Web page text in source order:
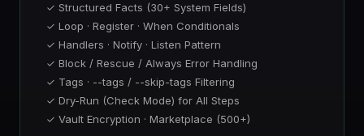
✓ Structured Facts (30+ System Fields)
✓ Loop · Register · When Conditionals
✓ Handlers · Notify · Listen Pattern
✓ Block / Rescue / Always Error Handling
✓ Tags · --tags / --skip-tags Filtering
✓ Dry-Run (Check Mode) for All Steps
✓ Vault Encryption · Marketplace (500+)